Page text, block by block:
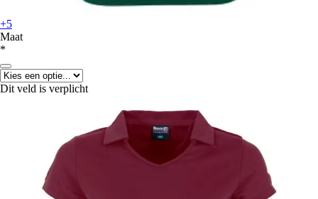
+5
Maat
*
Dit veld is verplicht